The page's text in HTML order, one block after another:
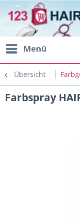
Menü
Übersicht
Farbspray